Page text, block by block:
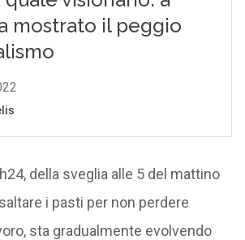
della sveglia alle 5 del mattino
i pasti per non perdere
sta gradualmente evolvendo